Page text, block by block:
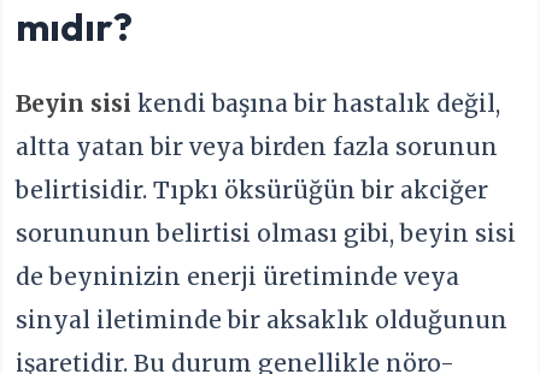
mıdır?
Beyin sisi kendi başına bir hastalık değil,
altta yatan bir veya birden fazla sorunun
belirtisidir. Tıpkı öksürüğün bir akciğer
sorununun belirtisi olması gibi, beyin sisi
de beyninizin enerji üretiminde veya
sinyal iletiminde bir aksaklık olduğunun
işaretidir. Bu durum genellikle nöro-